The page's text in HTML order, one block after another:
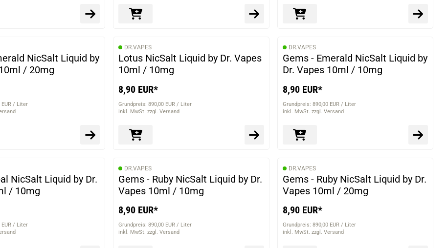
NicSalt Liquid by
/ 20mg
EUR / Liter
DR.VAPES
Lotus NicSalt Liquid by Dr. Vapes
10ml / 10mg
8,90 EUR*
Grundpreis: 890,00 EUR / Liter
inkl. MwSt. zzgl. Versand
DR.VAPES
Gems - Emerald NicSalt Liquid by
Dr. Vapes 10ml / 10mg
8,90 EUR*
Grundpreis: 890,00 EUR / Liter
inkl. MwSt. zzgl. Versand
NicSalt Liquid by Dr.
/ 10mg
EUR / Liter
DR.VAPES
Gems - Ruby NicSalt Liquid by Dr.
Vapes 10ml / 10mg
8,90 EUR*
Grundpreis: 890,00 EUR / Liter
inkl. MwSt. zzgl. Versand
DR.VAPES
Gems - Ruby NicSalt Liquid by Dr.
Vapes 10ml / 20mg
8,90 EUR*
Grundpreis: 890,00 EUR / Liter
inkl. MwSt. zzgl. Versand